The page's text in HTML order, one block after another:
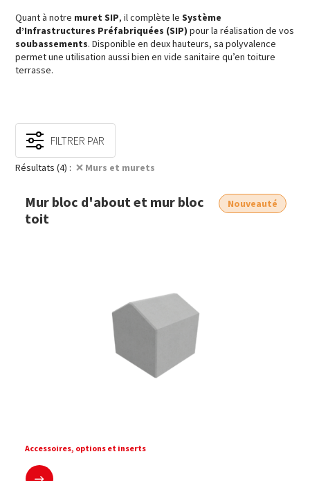
Quant à notre muret SIP, il complète le Système
d’Infrastructures Préfabriquées (SIP) pour la réalisation de vos
soubassements. Disponible en deux hauteurs, sa polyvalence
permet une utilisation aussi bien en vide sanitaire qu’en toiture
terrasse.
FILTRER PAR
Résultats (4) : Murs et murets
Nouveauté
Mur bloc d'about et mur bloc
toit
Accessoires, options et inserts
En savoir plus